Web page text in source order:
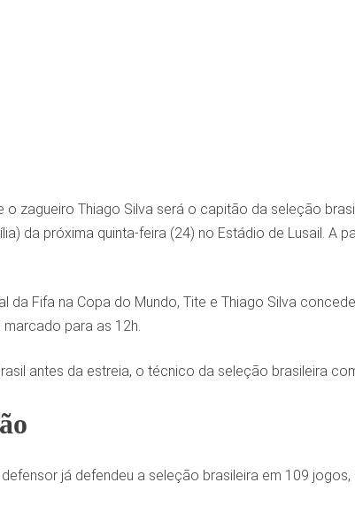
o zagueiro Thiago Silva será o capitão da seleção
da próxima quinta-feira (24) no Estádio de Lusail. A
da Fifa na Copa do Mundo, Tite e Thiago Silva
para as 12h.
antes da estreia, o técnico da seleção brasileira
já defendeu a seleção brasileira em 109